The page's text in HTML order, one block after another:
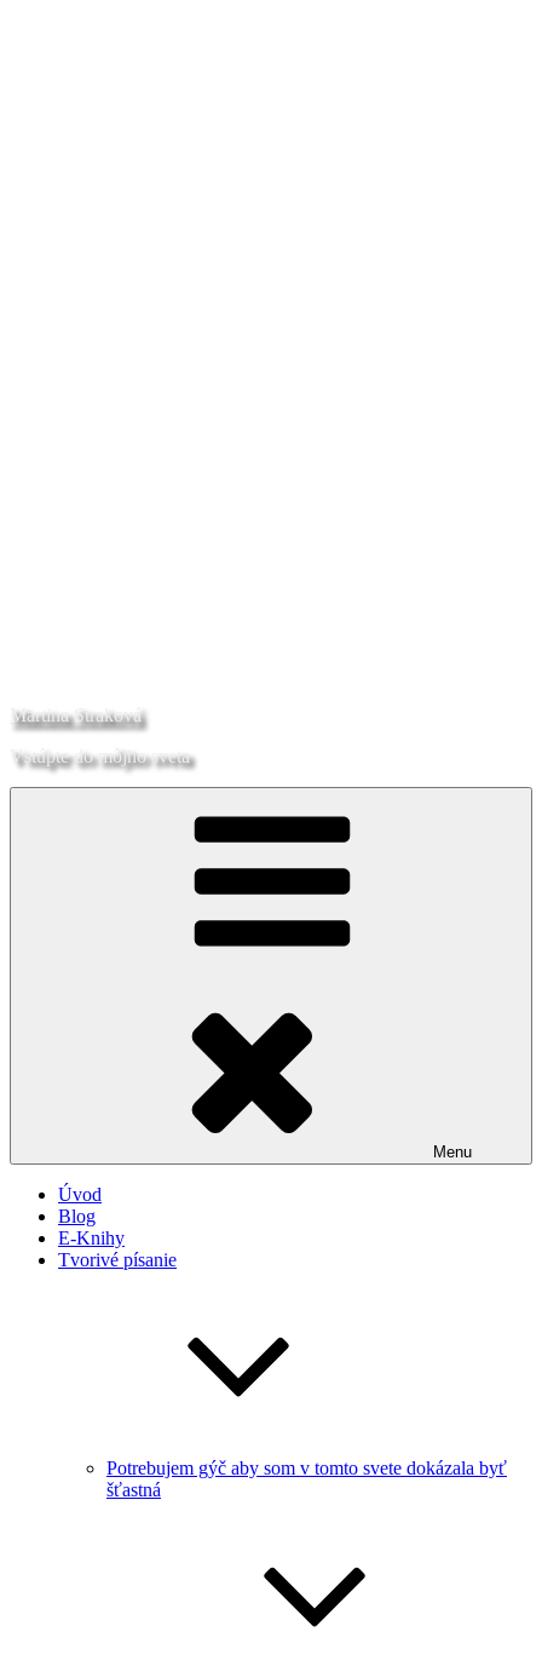
Martina Straková
Vstúpte do môjho sveta
Menu
Úvod
Blog
E-Knihy
Tvorivé písanie
Potrebujem gýč aby som v tomto svete dokázala byť
šťastná